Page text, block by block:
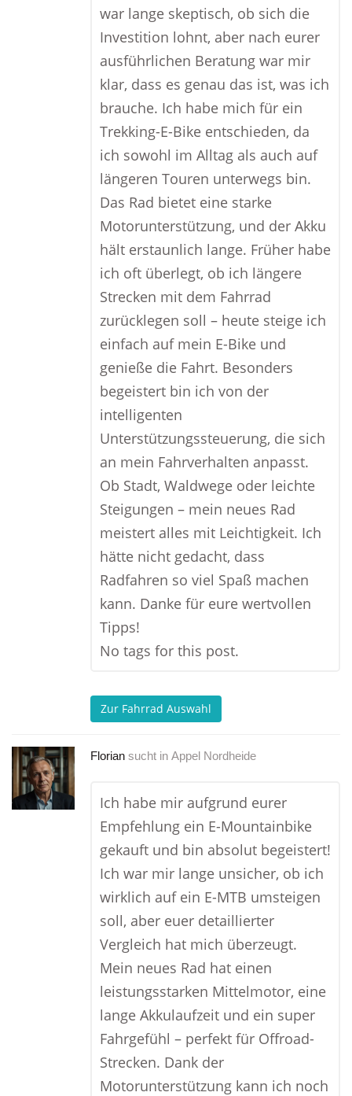
war lange skeptisch, ob sich die
Investition lohnt, aber nach eurer
ausführlichen Beratung war mir
klar, dass es genau das ist, was ich
brauche. Ich habe mich für ein
Trekking-E-Bike entschieden, da
ich sowohl im Alltag als auch auf
längeren Touren unterwegs bin.
Das Rad bietet eine starke
Motorunterstützung, und der Akku
hält erstaunlich lange. Früher habe
ich oft überlegt, ob ich längere
Strecken mit dem Fahrrad
zurücklegen soll – heute steige ich
einfach auf mein E-Bike und
genieße die Fahrt. Besonders
begeistert bin ich von der
intelligenten
Unterstützungssteuerung, die sich
an mein Fahrverhalten anpasst.
Ob Stadt, Waldwege oder leichte
Steigungen – mein neues Rad
meistert alles mit Leichtigkeit. Ich
hätte nicht gedacht, dass
Radfahren so viel Spaß machen
kann. Danke für eure wertvollen
Tipps!
No tags for this post.
Zur Fahrrad Auswahl
Florian sucht in Appel Nordheide
Ich habe mir aufgrund eurer
Empfehlung ein E-Mountainbike
gekauft und bin absolut begeistert!
Ich war mir lange unsicher, ob ich
wirklich auf ein E-MTB umsteigen
soll, aber euer detaillierter
Vergleich hat mich überzeugt.
Mein neues Rad hat einen
leistungsstarken Mittelmotor, eine
lange Akkulaufzeit und ein super
Fahrgefühl – perfekt für Offroad-
Strecken. Dank der
Motorunterstützung kann ich noch